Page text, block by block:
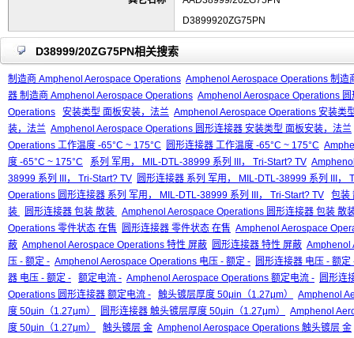
D3899920ZG75PN
D38999/20ZG75PN相关搜索
制造商 Amphenol Aerospace Operations Amphenol Aerospace Operations 制
器 制造商 Amphenol Aerospace Operations Amphenol Aerospace Operations
Operations
安装类型 面板安装，法兰 Amphenol Aerospace Operations 安装类
装，法兰 Amphenol Aerospace Operations 圆形连接器 安装类型 面板安装，法兰
Operations 工作温度 -65°C ~ 175°C
圆形连接器 工作温度 -65°C ~ 175°C
度 -65°C ~ 175°C
系列 军用， MIL-DTL-38999 系列 III， Tri-Start? TV
38999 系列 III， Tri-Start? TV 圆形连接器 系列 军用， MIL-DTL-38999 系列 III，
Operations 圆形连接器 系列 军用， MIL-DTL-38999 系列 III， Tri-Start? TV
包装
装
圆形连接器 包装 散装
Amphenol Aerospace Operations 圆形连接器 包装 散
Operations 零件状态 在售
圆形连接器 零件状态 在售 Amphenol Aerospace
蔽 Amphenol Aerospace Operations 特性 屏蔽 圆形连接器 特性 屏蔽 Amphenol
压 - 额定 - Amphenol Aerospace Operations 电压 - 额定 - 圆形连接器 电压 - 额定
器 电压 - 额定 -
额定电流 - Amphenol Aerospace Operations 额定电流 - 圆形连
Operations 圆形连接器 额定电流 -
触头镀层厚度 50μin（1.27μm）
Amphenol
度 50μin（1.27μm）
圆形连接器 触头镀层厚度 50μin（1.27μm）
Amphenol
度 50μin（1.27μm）
触头镀层 金 Amphenol Aerospace Operations 触头镀层 金